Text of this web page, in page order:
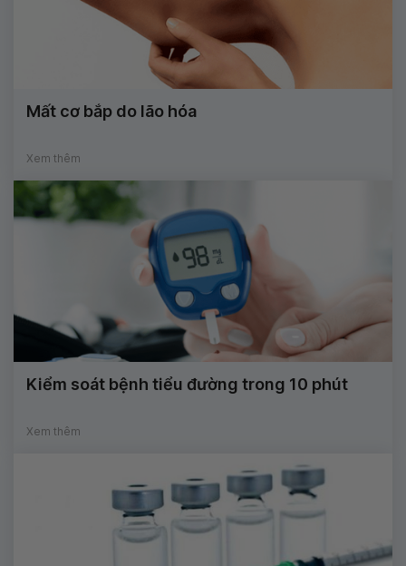
Mất cơ bắp do lão hóa
Xem thêm
Kiểm soát bệnh tiểu đường trong 10 phút
Xem thêm